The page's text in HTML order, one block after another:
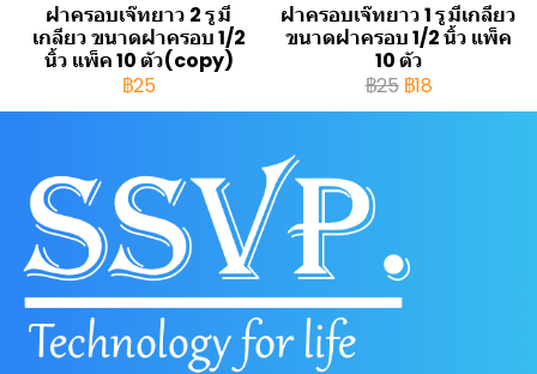
ฝาครอบเจ๊ทยาว 2 รู มี
เกลียว ขนาดฝาครอบ 1/2
นิ้ว แพ็ค 10 ตัว(copy)
฿25
ฝาครอบเจ๊ทยาว 1 รู มีเกลียว
ขนาดฝาครอบ 1/2 นิ้ว แพ็ค
10 ตัว
฿25 ฿18